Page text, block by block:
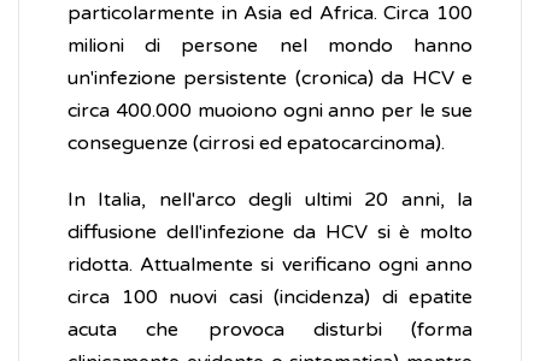
particolarmente in Asia ed Africa. Circa 100
milioni di persone nel mondo hanno
un'infezione persistente (cronica) da HCV e
circa 400.000 muoiono ogni anno per le sue
conseguenze (cirrosi ed epatocarcinoma).
In Italia, nell'arco degli ultimi 20 anni, la
diffusione dell'infezione da HCV si è molto
ridotta. Attualmente si verificano ogni anno
circa 100 nuovi casi (incidenza) di epatite
acuta che provoca disturbi (forma